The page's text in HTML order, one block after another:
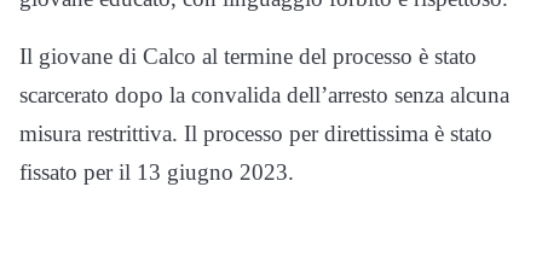
Il giovane di Calco al termine del processo è stato
scarcerato dopo la convalida dell’arresto senza alcuna
misura restrittiva. Il processo per direttissima è stato
fissato per il 13 giugno 2023.